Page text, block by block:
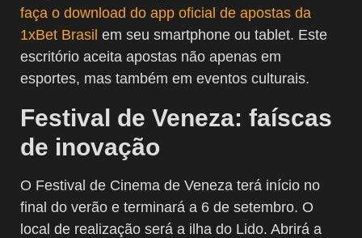
faça o download do app oficial de apostas da
1xBet Brasil em seu smartphone ou tablet. Este
escritório aceita apostas não apenas em
esportes, mas também em eventos culturais.
Festival de Veneza: faíscas
de inovação
O Festival de Cinema de Veneza terá início no
final do verão e terminará a 6 de setembro. O
local de realização será a ilha do Lido. Abrirá a